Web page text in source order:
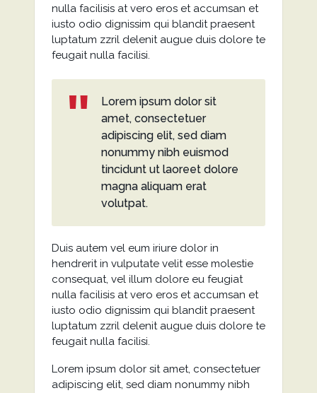
nulla facilisis at vero eros et accumsan et
iusto odio dignissim qui blandit praesent
luptatum zzril delenit augue duis dolore te
feugait nulla facilisi.
Lorem ipsum dolor sit
amet, consectetuer
adipiscing elit, sed diam
nonummy nibh euismod
tincidunt ut laoreet dolore
magna aliquam erat
volutpat.
Duis autem vel eum iriure dolor in
hendrerit in vulputate velit esse molestie
consequat, vel illum dolore eu feugiat
nulla facilisis at vero eros et accumsan et
iusto odio dignissim qui blandit praesent
luptatum zzril delenit augue duis dolore te
feugait nulla facilisi.
Lorem ipsum dolor sit amet, consectetuer
adipiscing elit, sed diam nonummy nibh